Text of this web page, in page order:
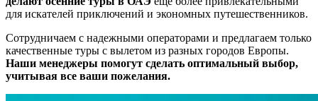
для искателей приключений и экономных путешественников.
Сотрудничаем с надежными операторами и предлагаем только
качественные туры с вылетом из разных городов Европы.
Наши менеджеры помогут сделать оптимальный выбор,
учитывая все ваши пожелания.